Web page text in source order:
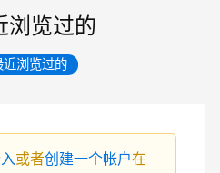
浏览过的
近浏览过的
或者创建一个帐户在